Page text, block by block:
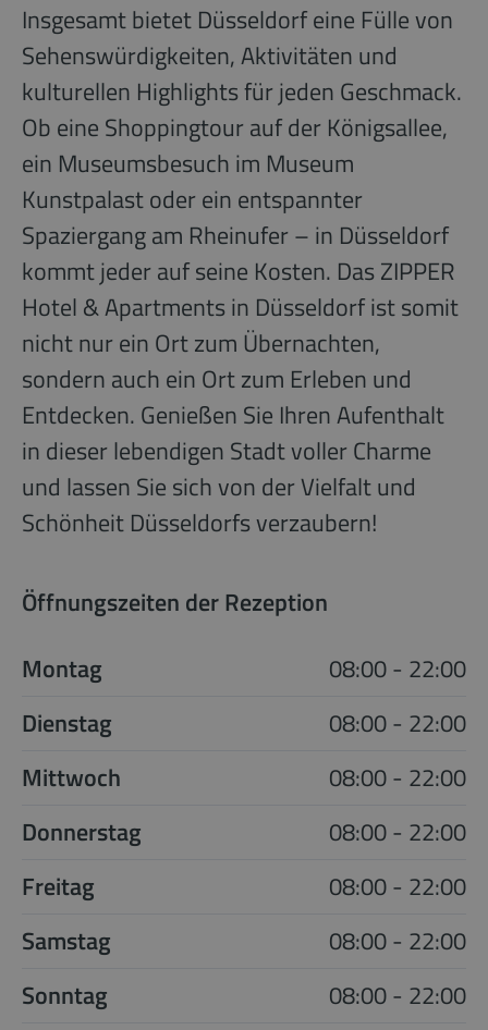
Insgesamt bietet Düsseldorf eine Fülle von
Sehenswürdigkeiten, Aktivitäten und
kulturellen Highlights für jeden Geschmack.
Ob eine Shoppingtour auf der Königsallee,
ein Museumsbesuch im Museum
Kunstpalast oder ein entspannter
Spaziergang am Rheinufer – in Düsseldorf
kommt jeder auf seine Kosten. Das ZIPPER
Hotel & Apartments in Düsseldorf ist somit
nicht nur ein Ort zum Übernachten,
sondern auch ein Ort zum Erleben und
Entdecken. Genießen Sie Ihren Aufenthalt
in dieser lebendigen Stadt voller Charme
und lassen Sie sich von der Vielfalt und
Schönheit Düsseldorfs verzaubern!
Öffnungszeiten der Rezeption
Montag
08:00 - 22:00
Dienstag
08:00 - 22:00
Mittwoch
08:00 - 22:00
Donnerstag
08:00 - 22:00
Freitag
08:00 - 22:00
Samstag
08:00 - 22:00
Sonntag
08:00 - 22:00